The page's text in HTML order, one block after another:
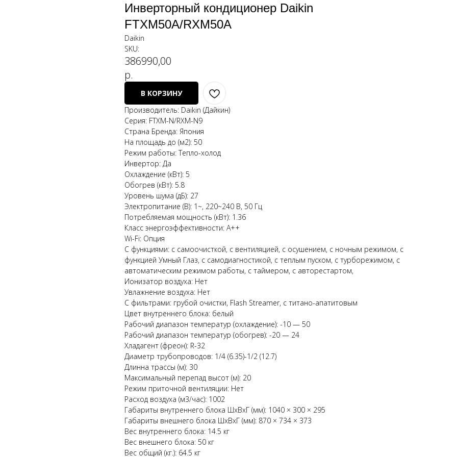
Инверторный кондиционер Daikin
FTXM50A/RXM50A
Daikin
SKU:
386990,00
р.
В КОРЗИНУ
Производитель: Daikin (Дайкин)
Серия: FTXM-N/RXM-N9
Страна Бренда: Япония
На площадь до (м2): 50
Режим работы: Тепло-холод
Инвертор: Да
Охлаждение (кВт): 5
Обогрев (кВт): 5.8
Уровень шума (дБ): 27
Электропитание (В): 1~, 220~240 В, 50 Гц
Потребляемая мощность (кВт): 1.36
Класс энергоэффективности: A++
Wi-Fi: Опция
С функциями: с самоочисткой, с вентиляцией, с осушением, с ночным режимом, с
функцией Умный Глаз, с самодиагностикой, с теплым пуском, с турборежимом, с
автоматическим режимом работы, с таймером, с авторестартом,
Ионизатор воздуха: Нет
Увлажнение воздуха: Нет
С фильтрами: грубой очистки, Flash Streamer, с титано-апатитовым
Цвет внутреннего блока: белый
Рабочий диапазон температур (охлаждение): -10 — 50
Рабочий диапазон температур (обогрев): -20 — 24
Хладагент (фреон): R-32
Диаметр трубопроводов: 1/4 (6.35)-1/2 (12.7)
Длинна трассы (м): 30
Максимальный перепад высот (м): 20
Режим приточной вентиляции: Нет
Расход воздуха (м3/час): 1002
Габариты внутреннего блока ШхВхГ (мм): 1040 × 300 × 295
Габариты внешнего блока ШхВхГ (мм): 870 × 734 × 373
Вес внутреннего блока: 14.5 кг
Вес внешнего блока: 50 кг
Вес общий (кг.): 64.5 кг